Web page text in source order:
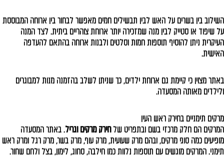
השילוב בין בשרים על האש לבין תבשילים חמים מאפשר לבחור בין ארוחה המבוססת
על שיפוד או סטייק לבין מנה שמזכירה יותר ארוחת צוהריים ביתית. לצד המנה
העיקרית ניתן להוסיף תוספות חמות וסלטים ולבנות ארוחה בהתאם להעדפה
האישית.
באתר מצוין כי קיימת גם ארוחת ילדים, כך שניתן לשלב בהזמנה מנות למבוגרים
ולילדים מאותה המסעדה.
מרקים תימניים בחירק ראש העין
המרקים הם חלק מרכזי בשם ובתפריט שלחירק מרקים וגריל. באתר המסעדה
מופיעים כמה סוגי מרקים, ובהם מרק שעועית, מרק עוף, מרק בשר, מרק רגל ומרק ראש
תימני. המרקים מוגשים עם תוספות נלוות כמו חילבה, סחוג, לימון, בצל ולחם שחור.